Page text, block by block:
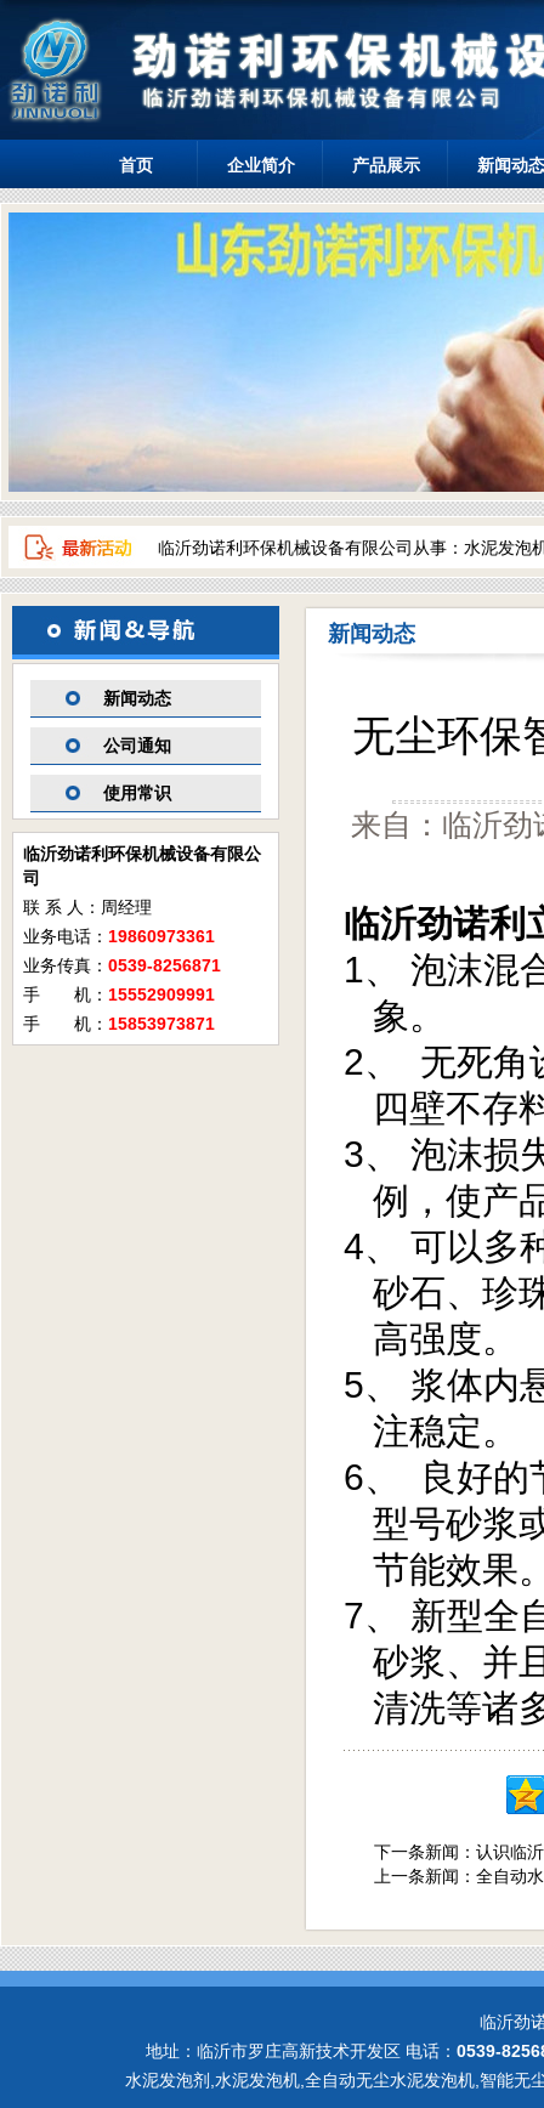
首页 企业简介 产品展示 新闻动态
临沂劲诺利环保机械设备有限公司从事：水泥发泡
新闻动态
公司通知
使用常识
临沂劲诺利环保机械设备有限公
司
联 系 人：周经理
业务电话： 19860973361
业务传真： 0539-8256871
手 机： 15552909991
手 机： 15853973871
新闻动态
无尘环保
来自：临沂
临沂劲诺利
1、 泡沫混
象。
2、 无死角
四壁不存
3、 泡沫损
例，使产
4、 可以多
砂石、珍
高强度。
5、 浆体内
注稳定。
6、 良好的
型号砂浆
节能效果
7、 新型全
砂浆、并
清洗等诸
下一条新闻： 认识临
上一条新闻： 全自动
临沂劲
地址：临沂市罗庄高新技术开发区 电话： 0539-
水泥发泡剂,水泥发泡机,全自动无尘水泥发泡机,智能